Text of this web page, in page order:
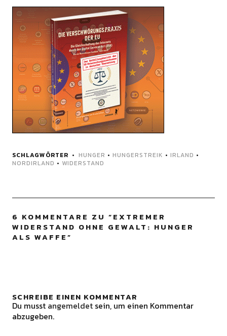
SCHLAGWÖRTER HUNGER • HUNGERSTREIK • IRLAND •
NORDIRLAND • WIDERSTAND
6 KOMMENTARE ZU “EXTREMER
WIDERSTAND OHNE GEWALT: HUNGER
ALS WAFFE”
SCHREIBE EINEN KOMMENTAR
Du musst angemeldetsein, um einen Kommentar
abzugeben.